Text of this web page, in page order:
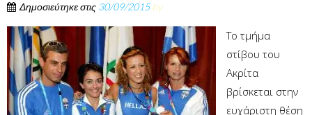
Δημοσιεύτηκε στις 30/09/2015by
Το τμήμα
στίβου του
Ακρίτα
βρίσκεται στην
ευχάριστη θέση